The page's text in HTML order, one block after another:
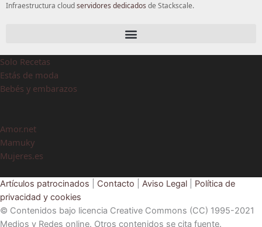
Infraestructura cloudservidores dedicados de Stackscale.
Solo Recetas
Estás de moda
Bebés y embarazos
Amor.net
Mamuky
Mujeres.es
Artículos patrocinados Contacto Aviso Legal
Política de
privacidad y cookies
© Contenidos bajo licencia Creative Commons (CC) 1995-2021
Medios y Redes online. Otros contenidos se cita fuente.